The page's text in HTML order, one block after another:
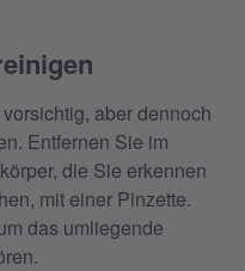
aber dennoch
Entfernen Sie im
die Sie erkennen
mit einer Pinzette.
das umliegende